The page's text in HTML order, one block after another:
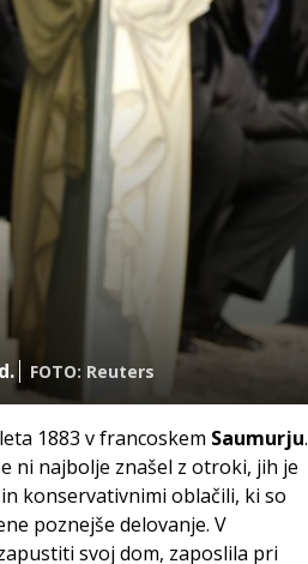
FOTO: Reuters
1883 v francoskem Saumurju.
ni najbolje znašel z otroki, jih je
konservativnimi oblačili, ki so
poznejše delovanje. V
svoj dom, zaposlila pri